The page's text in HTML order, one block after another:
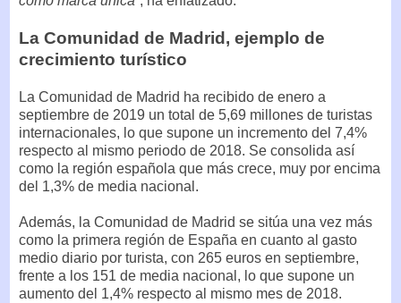
La Comunidad de Madrid, ejemplo de
crecimiento turístico
La Comunidad de Madrid ha recibido de enero a
septiembre de 2019 un total de 5,69 millones de turistas
internacionales, lo que supone un incremento del 7,4%
respecto al mismo periodo de 2018. Se consolida así
como la región española que más crece, muy por encima
del 1,3% de media nacional.
Además, la Comunidad de Madrid se sitúa una vez más
como la primera región de España en cuanto al gasto
medio diario por turista, con 265 euros en septiembre,
frente a los 151 de media nacional, lo que supone un
aumento del 1,4% respecto al mismo mes de 2018.